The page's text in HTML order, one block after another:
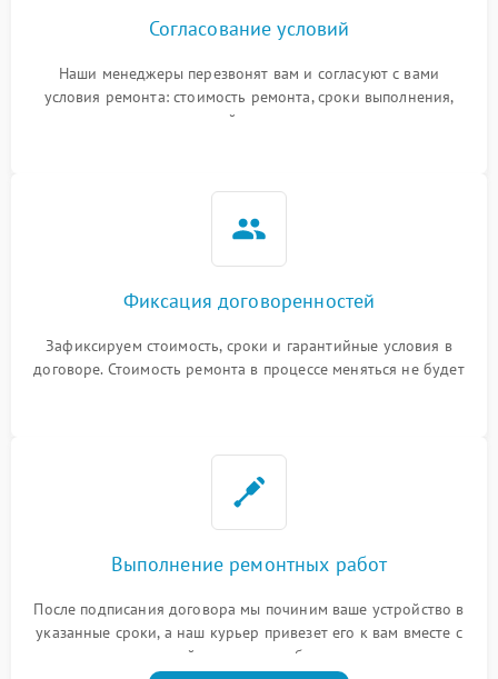
Согласование условий
Наши менеджеры перезвонят вам и согласуют с вами
условия ремонта: стоимость ремонта, сроки выполнения,
гарантийные условия
Фиксация договоренностей
Зафиксируем стоимость, сроки и гарантийные условия в
договоре. Стоимость ремонта в процессе меняться не будет
Выполнение ремонтных работ
После подписания договора мы починим ваше устройство в
указанные сроки, а наш курьер привезет его к вам вместе с
гарантийным талоном бесплатно